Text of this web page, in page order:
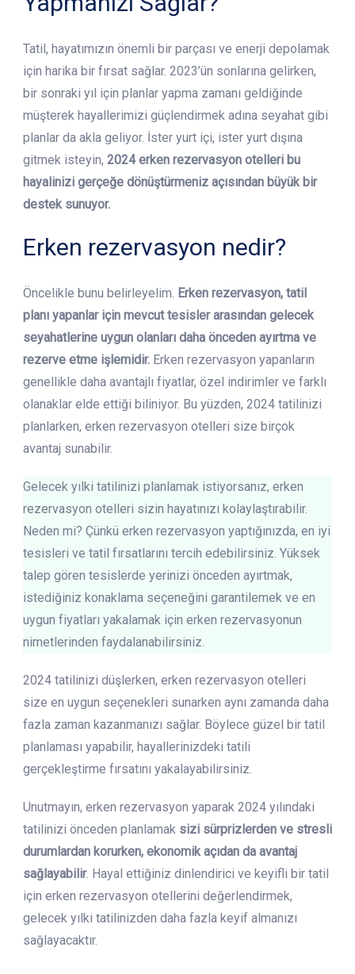
Tatil, hayatımızın önemli bir parçası ve enerji depolamak
için harika bir fırsat sağlar. 2023’ün sonlarına gelirken,
bir sonraki yıl için planlar yapma zamanı geldiğinde
müşterek hayallerimizi güçlendirmek adına seyahat gibi
planlar da akla geliyor. İster yurt içi, ister yurt dışına
gitmek isteyin, 2024 erken rezervasyon otelleri bu
hayalinizi gerçeğe dönüştürmeniz açısından büyük bir
destek sunuyor.
Erken rezervasyon nedir?
Öncelikle bunu belirleyelim. Erken rezervasyon, tatil
planı yapanlar için mevcut tesisler arasından gelecek
seyahatlerine uygun olanları daha önceden ayırtma ve
rezerve etme işlemidir. Erken rezervasyon yapanların
genellikle daha avantajlı fiyatlar, özel indirimler ve farklı
olanaklar elde ettiği biliniyor. Bu yüzden, 2024 tatilinizi
planlarken, erken rezervasyon otelleri size birçok
avantaj sunabilir.
Gelecek yılki tatilinizi planlamak istiyorsanız, erken
rezervasyon otelleri sizin hayatınızı kolaylaştırabilir.
Neden mi? Çünkü erken rezervasyon yaptığınızda, en iyi
tesisleri ve tatil fırsatlarını tercih edebilirsiniz. Yüksek
talep gören tesislerde yerinizi önceden ayırtmak,
istediğiniz konaklama seçeneğini garantilemek ve en
uygun fiyatları yakalamak için erken rezervasyonun
nimetlerinden faydalanabilirsiniz.
2024 tatilinizi düşlerken, erken rezervasyon otelleri
size en uygun seçenekleri sunarken aynı zamanda daha
fazla zaman kazanmanızı sağlar. Böylece güzel bir tatil
planlaması yapabilir, hayallerinizdeki tatili
gerçekleştirme fırsatını yakalayabilirsiniz.
Unutmayın, erken rezervasyon yaparak 2024 yılındaki
tatilinizi önceden planlamak sizi sürprizlerden ve stresli
durumlardan korurken, ekonomik açıdan da avantaj
sağlayabilir. Hayal ettiğiniz dinlendirici ve keyifli bir tatil
için erken rezervasyon otellerini değerlendirmek,
gelecek yılki tatilinizden daha fazla keyif almanızı
sağlayacaktır.